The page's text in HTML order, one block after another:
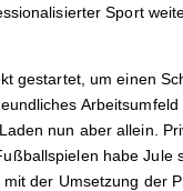
Sport
gestartet, um einen
nun aber allein.
habe Jule
der Umsetzung der